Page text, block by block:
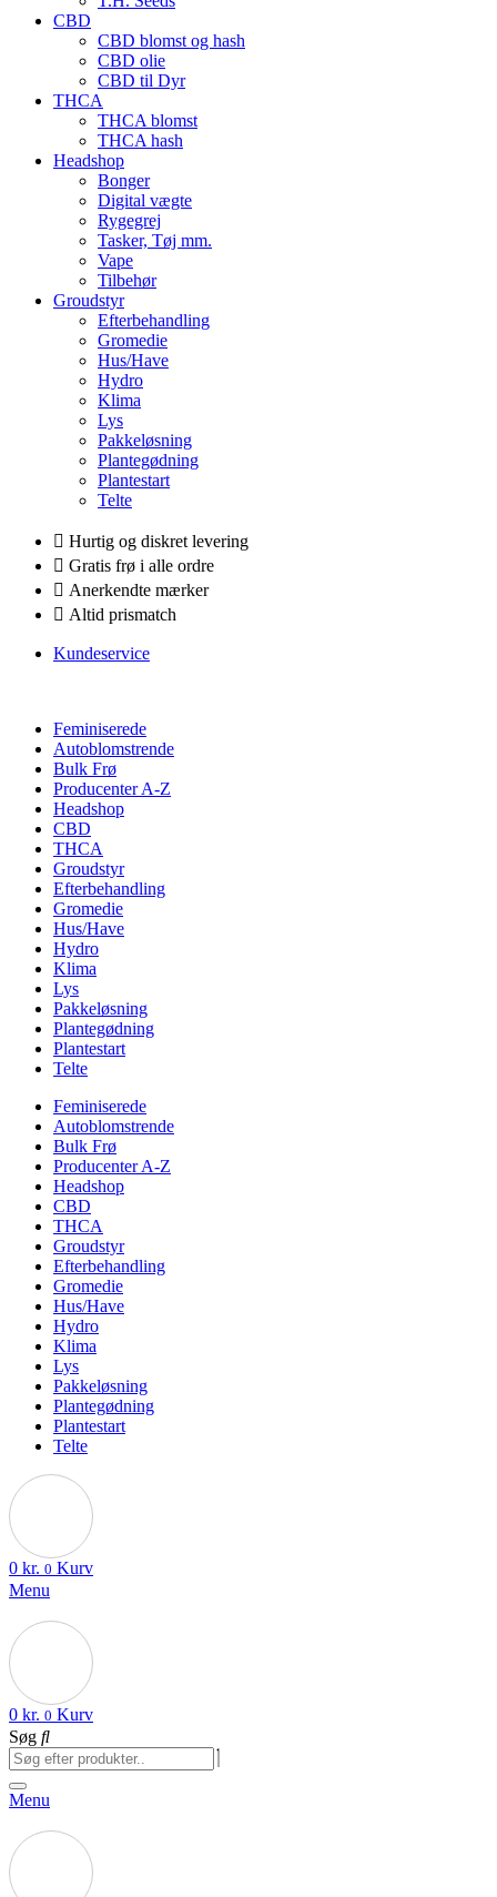
CBD
CBD blomst og hash
CBD olie
CBD til Dyr
THCA
THCA blomst
THCA hash
Headshop
Bonger
Digital vægte
Rygegrej
Tasker, Tøj mm.
Vape
Tilbehør
Groudstyr
Efterbehandling
Gromedie
Hus/Have
Hydro
Klima
Lys
Pakkeløsning
Plantegødning
Plantestart
Telte
Hurtig og diskret levering
Gratis frø i alle ordre
Anerkendte mærker
Altid prismatch
Kundeservice
Feminiserede
Autoblomstrende
Bulk Frø
Producenter A-Z
Headshop
CBD
THCA
Groudstyr
Efterbehandling
Gromedie
Hus/Have
Hydro
Klima
Lys
Pakkeløsning
Plantegødning
Plantestart
Telte
Feminiserede
Autoblomstrende
Bulk Frø
Producenter A-Z
Headshop
CBD
THCA
Groudstyr
Efterbehandling
Gromedie
Hus/Have
Hydro
Klima
Lys
Pakkeløsning
Plantegødning
Plantestart
Telte
0 kr. 0 Kurv
Menu
0 kr. 0 Kurv
Søg
Menu